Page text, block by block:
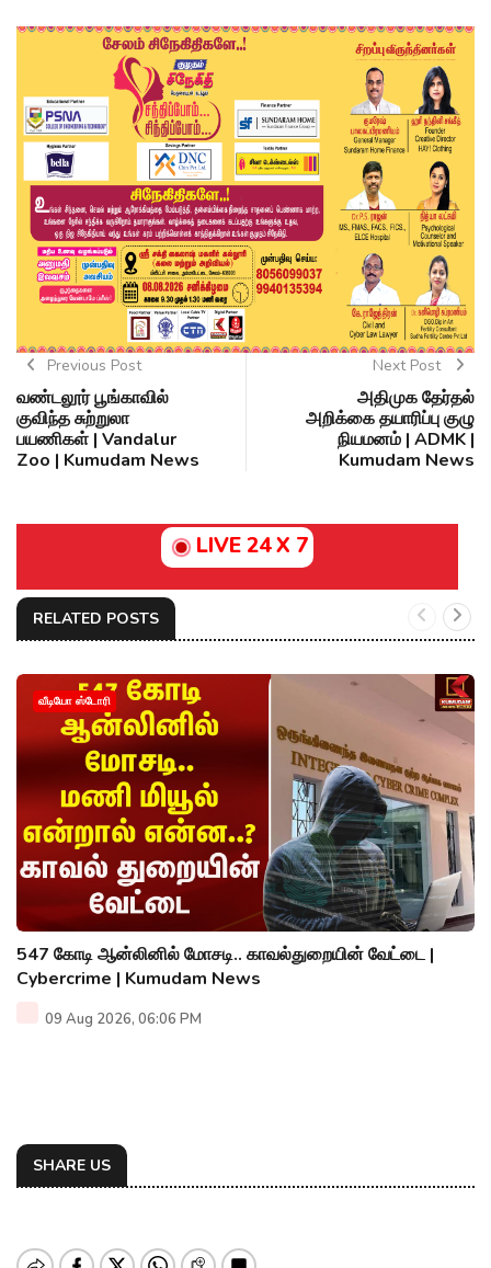
Previous Post
வண்டலூர் பூங்காவில்
குவிந்த சுற்றுலா
பயணிகள் | Vandalur
Zoo | Kumudam News
Next Post
அதிமுக தேர்தல்
அறிக்கை தயாரிப்பு குழு
நியமனம் | ADMK |
Kumudam News
LIVE 24 X 7
RELATED POSTS
வீடியோ ஸ்டோரி
547 கோடி ஆன்லினில் மோசடி.. காவல்துறையின் வேட்டை |
Cybercrime | Kumudam News
09 Aug 2026, 06:06 PM
SHARE US